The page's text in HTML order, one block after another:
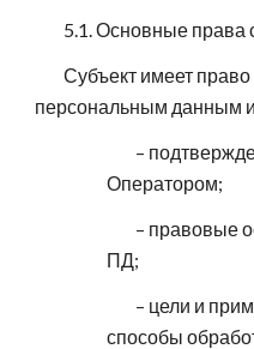
5.1. Основные права
Субъект имеет право
персональным данным
–
Оператором;
– правовые
ПД;
– цели и
способы